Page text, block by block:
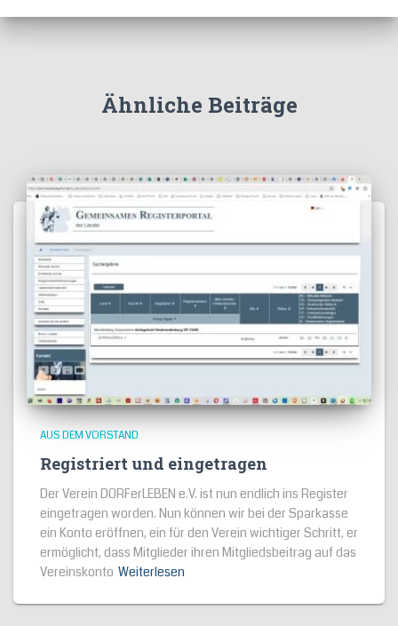
Ähnliche Beiträge
AUS DEM VORSTAND
Registriert und eingetragen
Der Verein DORFerLEBEN e.V. ist nun endlich ins Register
eingetragen worden. Nun können wir bei der Sparkasse
ein Konto eröffnen, ein für den Verein wichtiger Schritt, er
ermöglicht, dass Mitglieder ihren Mitgliedsbeitrag auf das
Vereinskonto Weiterlesen